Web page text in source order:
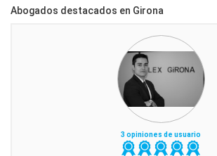
Abogados destacados en Girona
3 opiniones de usuario